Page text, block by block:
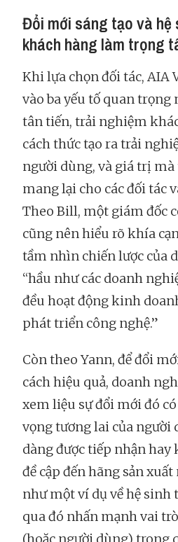
Đổi mới sáng tạo và hệ
khách hàng làm trọng
Khi lựa chọn đối tác, AIA
vào ba yếu tố quan trọng
tân tiến, trải nghiệm
cách thức tạo ra trải
người dùng, và giá trị mà
mang lại cho các đối tác
Theo Bill, một giám đốc
cũng nên hiểu rõ khía
tầm nhìn chiến lược của
“hầu như các doanh
đều hoạt động kinh
phát triển công nghệ.”
Còn theo Yann, để đổi
cách hiệu quả, doanh
xem liệu sự đổi mới đó
vọng tương lai của người
dàng được tiếp nhận hay
đề cập đến hãng sản
như một ví dụ về hệ sinh
qua đó nhấn mạnh vai